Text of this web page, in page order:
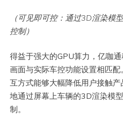
（可见即可控：通过3D渲染模
控制）
得益于强大的GPU算力，亿咖
画面与实际车控功能设置相匹配
互方式能够大幅降低用户接触
地通过屏幕上车辆的3D渲染模
制。